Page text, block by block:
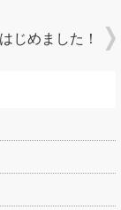
じめました！